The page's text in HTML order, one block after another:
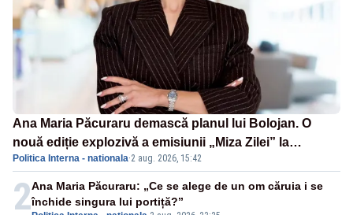
Ana Maria Păcuraru demască planul lui Bolojan. O
nouă ediție explozivă a emisiunii „Miza Zilei” la
Realitatea PLUS
Politica Interna - nationala·2 aug. 2026, 15:42
2Ana Maria Păcuraru: „Ce se alege de un om căruia i se
închide singura lui portiță?”